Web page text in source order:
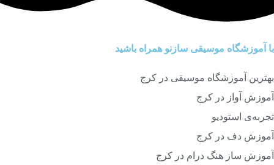
با آموزشگاه موسیقی سازنو همراه باشید
بهترین آموزشگاه موسیقی در کرج
آموزش آواز در کرج
تجربه‌ی استودیو
آموزش دف در کرج
آموزش ساز هنگ درام در کرج